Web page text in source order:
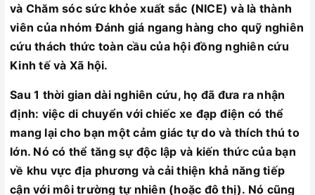
và Chăm sóc sức khỏe xuất sắc (NICE) và là thành
viên của nhóm Đánh giá ngang hàng cho quỹ nghiên
cứu thách thức toàn cầu của hội đồng nghiên cứu
Kinh tế và Xã hội.
Sau 1 thời gian dài nghiên cứu, họ đã đưa ra nhận
định: việc di chuyển với chiếc xe đạp điện có thể
mang lại cho bạn một cảm giác tự do và thích thú to
lớn. Nó có thể tăng sự độc lập và kiến thức của bạn
về khu vực địa phương và cải thiện khả năng tiếp
cận với môi trường tự nhiên (hoặc đô thị). Nó cũng